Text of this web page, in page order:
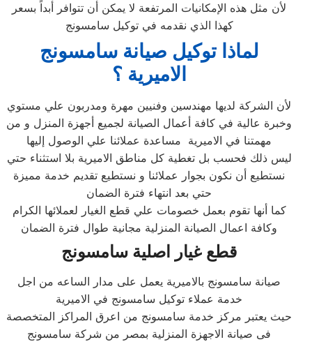
لأن مثل هذه الإمكانيات المرتفعة لا يمكن أن تتوافر أبداً بسعر
كهذا الذي نقدمه في توكيل سامسونج
لماذا توكيل صيانة سامسونج
الاميرية ؟
لأن الشركة لديها مهندسين وفنيين مهرة ومدربون علي مستوي
وخبرة عالية في كافة أعمال الصيانة لجميع أجهزة المنزل و من
مهمتنا في الاميرية مساعدة عملائنا علي الوصول إليها
ليس ذلك فحسب بل تغطية كل مناطق الاميرية بلا استثناء حتي
نستطيع أن نكون بجوار عملائنا و نستطيع تقديم خدمة مميزة
حتي بعد انتهاء فترة الضمان
كما أنها تقوم بعمل خصومات علي قطع الغيار لعملائها الكرام
وكافة اعمال الصيانة المنزلية مجانية طوال فترة الضمان
قطع غيار اصلية سامسونج
صيانة سامسونج بالاميرية يعمل على مدار الساعه من اجل
خدمة عملاء توكيل سامسونج في الاميرية
حيث يعتبر مركز خدمة سامسونج من اعرق المراكز المتخصصة
فى صيانة الاجهزة المنزلية بمصر من شركة سامسونج